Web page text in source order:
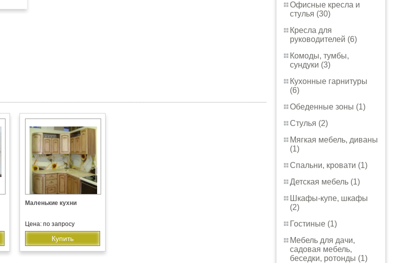
Офисные кресла и
стулья (30)
Кресла для
руководителей (6)
Комоды, тумбы,
сундуки (3)
Кухонные гарнитуры
(6)
Обеденные зоны (1)
Стулья (2)
Мягкая мебель, диваны
(1)
Спальни, кровати (1)
Детская мебель (1)
Шкафы-купе, шкафы
(2)
Гостиные (1)
Мебель для дачи,
садовая мебель,
беседки, ротонды (1)
Маленькие кухни
Цена: по запросу
Купить